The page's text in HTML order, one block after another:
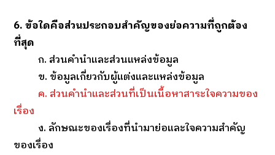
6. ข้อใดคือส่วนประกอบสำคัญของย่อความที่ถูกต้อง
ที่สุด
ก. ส่วนคำนำและส่วนแหล่งข้อมูล
ข. ข้อมูลเกี่ยวกับผู้แต่งและแหล่งข้อมูล
ค. ส่วนคำนำและส่วนที่เป็นเนื้อหาสาระใจความของ
เรื่อง
ง. ลักษณะของเรื่องที่นำมาย่อและใจความสำคัญ
ของเรื่อง